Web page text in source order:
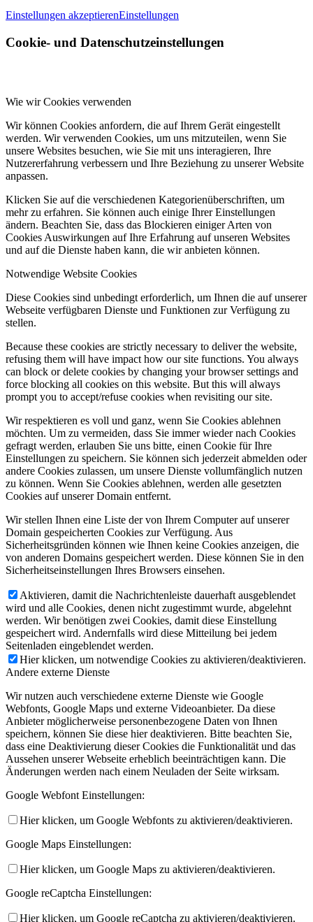
Einstellungen akzeptierenEinstellungen
Cookie- und Datenschutzeinstellungen
Wie wir Cookies verwenden
Wir können Cookies anfordern, die auf Ihrem Gerät eingestellt
werden. Wir verwenden Cookies, um uns mitzuteilen, wenn Sie
unsere Websites besuchen, wie Sie mit uns interagieren, Ihre
Nutzererfahrung verbessern und Ihre Beziehung zu unserer Website
anpassen.
Klicken Sie auf die verschiedenen Kategorienüberschriften, um
mehr zu erfahren. Sie können auch einige Ihrer Einstellungen
ändern. Beachten Sie, dass das Blockieren einiger Arten von
Cookies Auswirkungen auf Ihre Erfahrung auf unseren Websites
und auf die Dienste haben kann, die wir anbieten können.
Notwendige Website Cookies
Diese Cookies sind unbedingt erforderlich, um Ihnen die auf unserer
Webseite verfügbaren Dienste und Funktionen zur Verfügung zu
stellen.
Because these cookies are strictly necessary to deliver the website,
refusing them will have impact how our site functions. You always
can block or delete cookies by changing your browser settings and
force blocking all cookies on this website. But this will always
prompt you to accept/refuse cookies when revisiting our site.
Wir respektieren es voll und ganz, wenn Sie Cookies ablehnen
möchten. Um zu vermeiden, dass Sie immer wieder nach Cookies
gefragt werden, erlauben Sie uns bitte, einen Cookie für Ihre
Einstellungen zu speichern. Sie können sich jederzeit abmelden oder
andere Cookies zulassen, um unsere Dienste vollumfänglich nutzen
zu können. Wenn Sie Cookies ablehnen, werden alle gesetzten
Cookies auf unserer Domain entfernt.
Wir stellen Ihnen eine Liste der von Ihrem Computer auf unserer
Domain gespeicherten Cookies zur Verfügung. Aus
Sicherheitsgründen können wie Ihnen keine Cookies anzeigen, die
von anderen Domains gespeichert werden. Diese können Sie in den
Sicherheitseinstellungen Ihres Browsers einsehen.
Aktivieren, damit die Nachrichtenleiste dauerhaft ausgeblendet
wird und alle Cookies, denen nicht zugestimmt wurde, abgelehnt
werden. Wir benötigen zwei Cookies, damit diese Einstellung
gespeichert wird. Andernfalls wird diese Mitteilung bei jedem
Seitenladen eingeblendet werden.
Hier klicken, um notwendige Cookies zu aktivieren/deaktivieren.
Andere externe Dienste
Wir nutzen auch verschiedene externe Dienste wie Google
Webfonts, Google Maps und externe Videoanbieter. Da diese
Anbieter möglicherweise personenbezogene Daten von Ihnen
speichern, können Sie diese hier deaktivieren. Bitte beachten Sie,
dass eine Deaktivierung dieser Cookies die Funktionalität und das
Aussehen unserer Webseite erheblich beeinträchtigen kann. Die
Änderungen werden nach einem Neuladen der Seite wirksam.
Google Webfont Einstellungen:
Hier klicken, um Google Webfonts zu aktivieren/deaktivieren.
Google Maps Einstellungen:
Hier klicken, um Google Maps zu aktivieren/deaktivieren.
Google reCaptcha Einstellungen:
Hier klicken, um Google reCaptcha zu aktivieren/deaktivieren.